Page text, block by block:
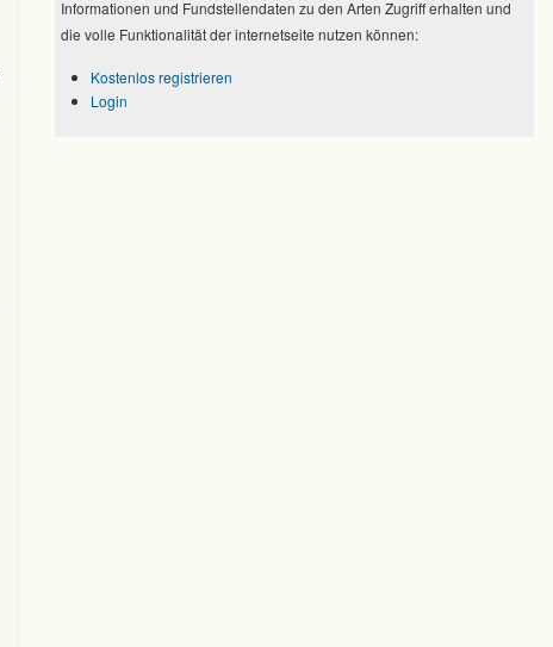
Informationen und Fundstellendaten zu den Arten Zugriff erhalten und
die volle Funktionalität der internetseite nutzen können:
Kostenlos registrieren
Login